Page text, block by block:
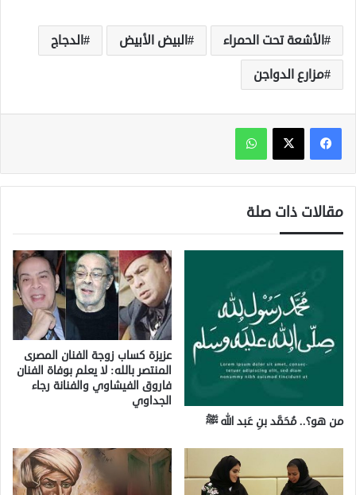
الأشعة تحت الحمراء البيض الأبيض
الدجاج
مزارع الدواجن
واتساب
مقالات ذات صلة
من هو؟.. مُحَمَّد بنِ عَبد الله ﷺ
عزيزة كساب زوجة الفنان المصرى
المنتصر بالله: لا يعلم بوفاة الفنان
فاروق الفيشاوي والفنانة رجاء
الجداوي